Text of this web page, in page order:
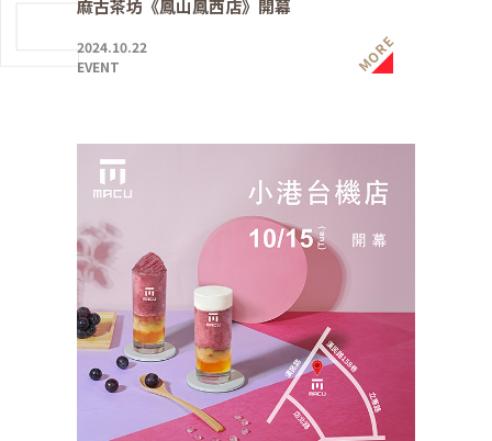
麻古茶坊《鳳山鳳西店》開幕
2024.10.22
EVENT
MORE